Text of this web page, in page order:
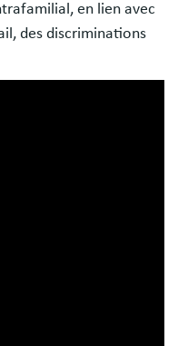
en lien avec
des discriminations